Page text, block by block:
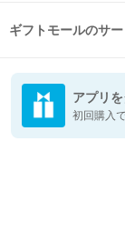
ギフトモールのサ
アプリを
初回購入